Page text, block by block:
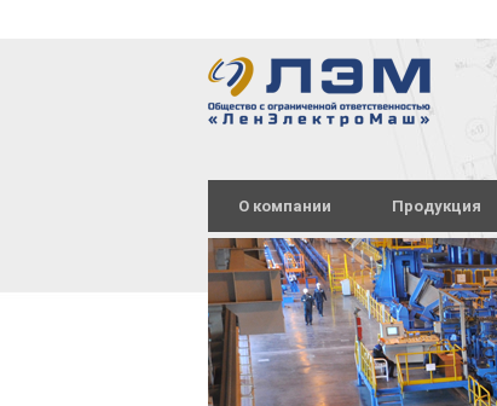
О компании Продукция